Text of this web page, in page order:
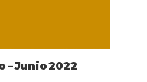
Junio 2022